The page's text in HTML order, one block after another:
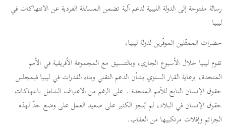
رسالة مفتوحة إلى الدولة الليبية لدعم آلية تضمن المساءلة الفردية عن الانتهاكات في
ليبيا
حضرات الممثّلين الموقّرين لدولة ليبيا،
تقوم ليبيا خلال الأسبوع الجاري، وبالتنسيق مع المجموعة الأفريقية في الأمم
المتحدة، برعاية القرار السنوي بشأن الدعم التقني وبناء القدرات في ليبيا فيمجلس
حقوق الإنسان التابع للأمم المتحدة . على الرغم من الاعتراف الشامل بانتهاكات
حقوق الإنسان في البلاد، لم يُنجز الكثير على صعيد العمل على وضع حدّ لهذه
الجرائم وإفلات مرتكبيها من العقاب.